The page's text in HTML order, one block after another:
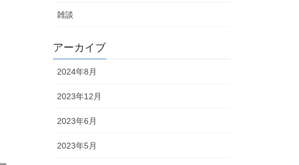
雑談
アーカイブ
2024年8月
2023年12月
2023年6月
2023年5月